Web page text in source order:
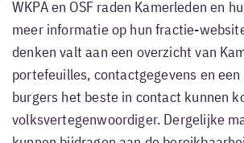
WKPA en OSF raden Kamerleden en
meer informatie op hun fractie-
denken valt aan een overzicht van
portefeuilles, contactgegevens en
burgers het beste in contact kunnen
volksvertegenwoordiger. Dergelijke